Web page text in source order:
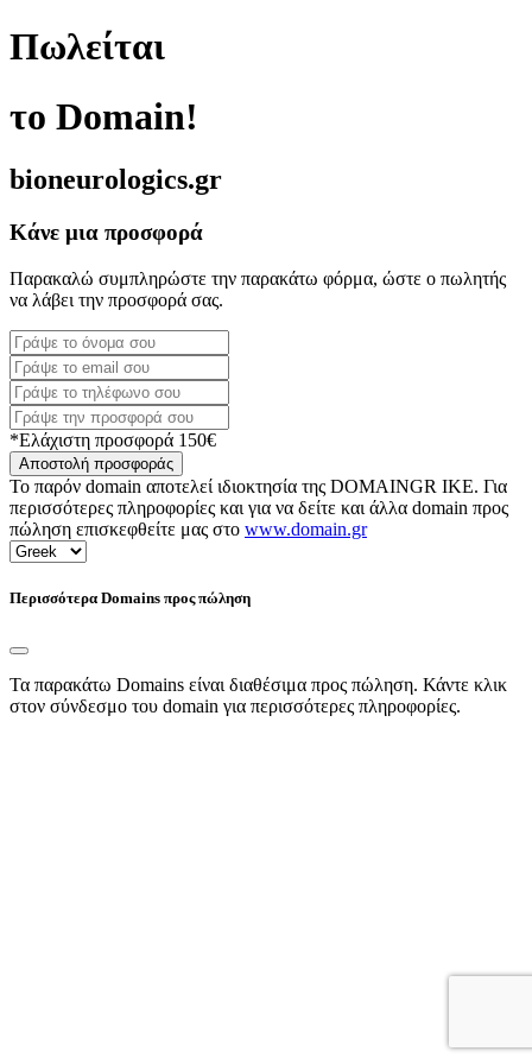
Πωλείται
το Domain!
bioneurologics.gr
Κάνε μια προσφορά
Παρακαλώ συμπληρώστε την παρακάτω φόρμα, ώστε ο πωλητής
να λάβει την προσφορά σας.
*Ελάχιστη προσφορά 150€
Αποστολή προσφοράς
Το παρόν domain αποτελεί ιδιοκτησία της DOMAINGR ΙΚΕ. Για
περισσότερες πληροφορίες και για να δείτε και άλλα domain προς
πώληση επισκεφθείτε μας στο www.domain.gr
Περισσότερα Domains προς πώληση
Τα παρακάτω Domains είναι διαθέσιμα προς πώληση. Κάντε κλικ
στον σύνδεσμο του domain για περισσότερες πληροφορίες.